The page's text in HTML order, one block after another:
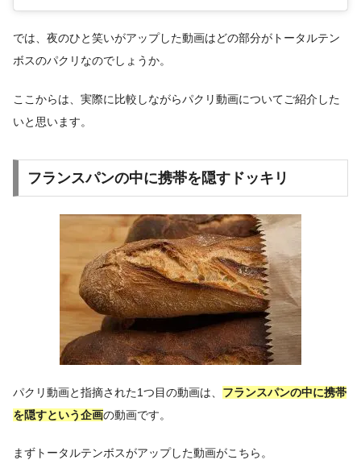
では、夜のひと笑いがアップした動画はどの部分がトータルテン
ボスのパクリなのでしょうか。
ここからは、実際に比較しながらパクリ動画についてご紹介した
いと思います。
フランスパンの中に携帯を隠すドッキリ
パクリ動画と指摘された1つ目の動画は、 フランスパンの中に携帯
を隠すという企画の動画です。
まずトータルテンボスがアップした動画がこちら。